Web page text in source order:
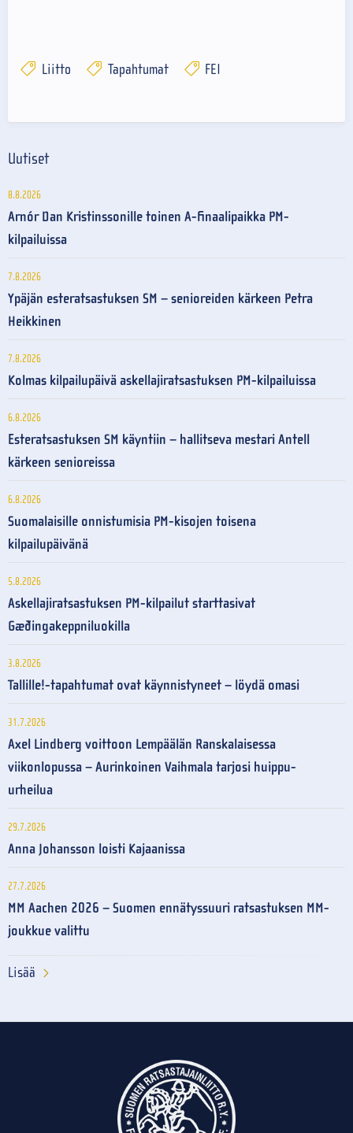
Liitto Tapahtumat FEI
Uutiset
8.8.2026
Arnór Dan Kristinssonille toinen A-finaalipaikka PM-
kilpailuissa
7.8.2026
Ypäjän esteratsastuksen SM – senioreiden kärkeen Petra
Heikkinen
7.8.2026
Kolmas kilpailupäivä askellajiratsastuksen PM-kilpailuissa
6.8.2026
Esteratsastuksen SM käyntiin – hallitseva mestari Antell
kärkeen senioreissa
6.8.2026
Suomalaisille onnistumisia PM-kisojen toisena
kilpailupäivänä
5.8.2026
Askellajiratsastuksen PM-kilpailut starttasivat
Gæðingakeppniluokilla
3.8.2026
Tallille!-tapahtumat ovat käynnistyneet – löydä omasi
31.7.2026
Axel Lindberg voittoon Lempäälän Ranskalaisessa
viikonlopussa – Aurinkoinen Vaihmala tarjosi huippu-
urheilua
29.7.2026
Anna Johansson loisti Kajaanissa
27.7.2026
MM Aachen 2026 – Suomen ennätyssuuri ratsastuksen MM-
joukkue valittu
Lisää